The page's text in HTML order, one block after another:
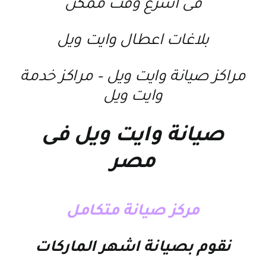
فى اسرع وقت ممكن
بلاغات اعطال وايت ويل
مراكز صيانة وايت ويل–مراكز خدمة
وايت ويل
صيانة وايت ويل فى
مصر
مركز صيانة متكامل
نقوم بصيانة اشهر الماركات